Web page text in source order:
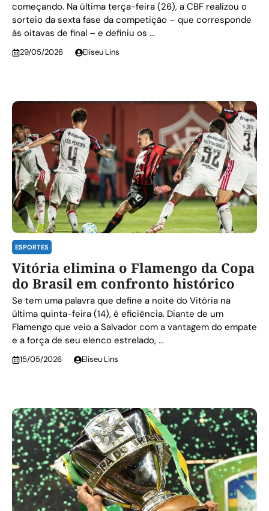
começando. Na última terça-feira (26), a CBF realizou o
sorteio da sexta fase da competição – que corresponde
às oitavas de final – e definiu os ...
29/05/2026 Eliseu Lins
ESPORTES
Vitória elimina o Flamengo da Copa
do Brasil em confronto histórico
Se tem uma palavra que define a noite do Vitória na
última quinta-feira (14), é eficiência. Diante de um
Flamengo que veio a Salvador com a vantagem do empate
e a força de seu elenco estrelado, ...
15/05/2026 Eliseu Lins